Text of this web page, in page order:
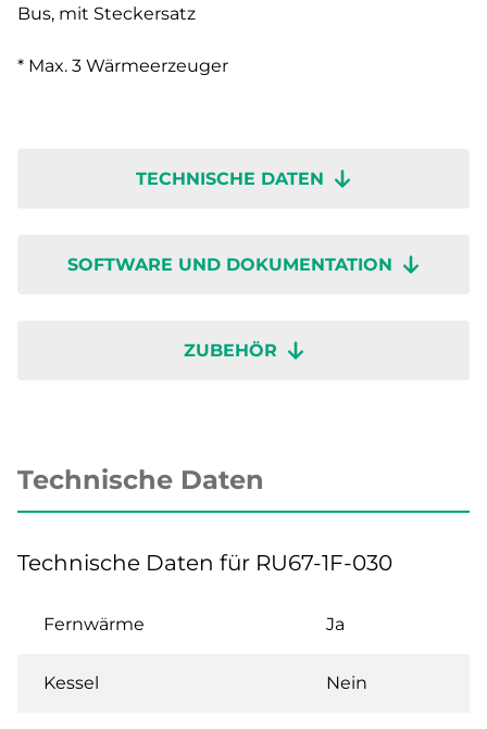
Bus, mit Steckersatz
* Max. 3 Wärmeerzeuger
TECHNISCHE DATEN
SOFTWARE UND DOKUMENTATION
ZUBEHÖR
Technische Daten
Technische Daten für RU67-1F-030
Fernwärme Ja
Kessel Nein